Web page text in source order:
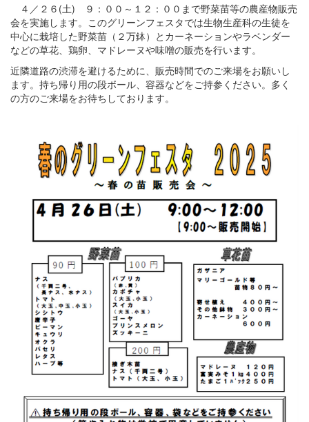
４／２６(土) ９：００～１２：００まで野菜苗等の農産物販売
会を実施します。このグリーンフェスタでは生物生産科の生徒を
中心に栽培した野菜苗（２万鉢）とカーネーションやラベンダー
などの草花、鶏卵、マドレーヌや味噌の販売を行います。
近隣道路の渋滞を避けるために、販売時間でのご来場をお願いし
ます。持ち帰り用の段ボール、容器などをご持参ください。多く
の方のご来場をお待ちしております。